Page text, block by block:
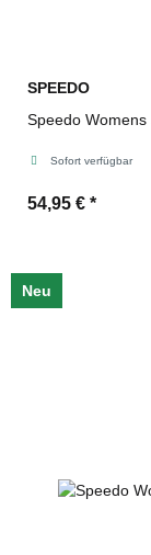
SPEEDO
Speedo
Sofort verfügbar
54,95 € *
Neu